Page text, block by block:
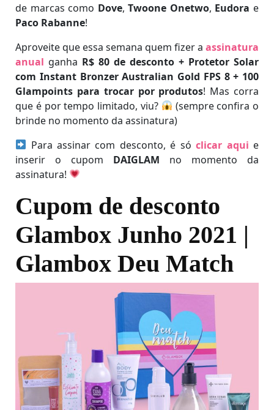
de marcas como Dove,Twoone Onetwo, Eudora e
Paco Rabanne!
Aproveite que essa semana quem fizer a assinatura
anual ganha R$ 80 de desconto + Protetor Solar
com Instant Bronzer Australian Gold FPS 8 + 100
Glampoints para trocar por produtos! Mas corra
que é por tempo limitado, viu?
(sempre confira o
brinde no momento da assinatura)
Para assinar com desconto, é sóclicar aqui e
inserir o cupom DAIGLAM no momento da
assinatura!
Cupom de desconto
Glambox Junho 2021 |
Glambox Deu Match